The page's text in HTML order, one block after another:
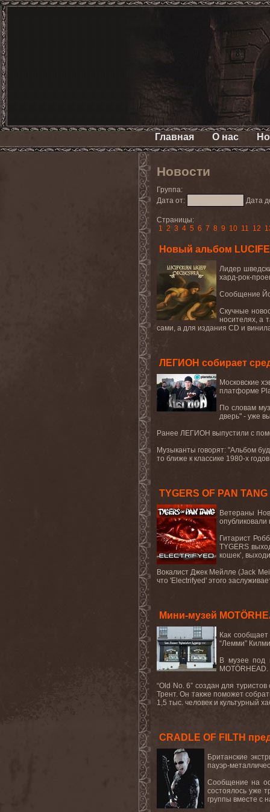
Главная О нас
Новости
Группа:
Дата от:
Дата
Страницы:
1 2 3 4 5 6 7 8 9 10 11 12
Новый альбом
Лидер
хард-рок-
Сообщение
Скучные
носителях, а
сами, а для издания CD и
ЛЕГИОН собирает
Московские
платформе
По словам
дверь" - уже
Ранее ЛЕГИОН выпустили с
Музыканты говорят: "Альбом
то ближе к классике 1980-х
TYGERS OF PAN
Ветераны
опубликовали
Гитарист
TYGERS
кошек’,
Вокалист Джек Мейлле (Jack
что 'Electrifyed' этого
Мини-музей
Как сообщает
“Лемми”
В музее под
MOTÖRHEAD
“Old No. 6” создан для
Трент. Он также поможет
1,5 тыс. человек и культурный
CRADLE OF FILTH
Британские
пауэр-
Сообщение на
состоялось уже
группы вместе с